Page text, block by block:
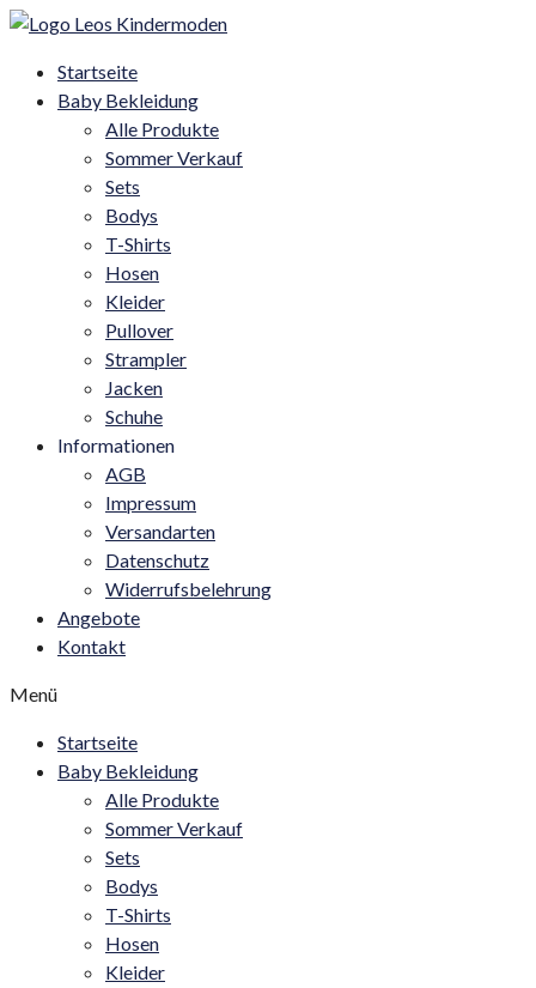
Startseite
Baby Bekleidung
Alle Produkte
Sommer Verkauf
Sets
Bodys
T-Shirts
Hosen
Kleider
Pullover
Strampler
Jacken
Schuhe
Informationen
AGB
Impressum
Versandarten
Datenschutz
Widerrufsbelehrung
Angebote
Kontakt
Menü
Startseite
Baby Bekleidung
Alle Produkte
Sommer Verkauf
Sets
Bodys
T-Shirts
Hosen
Kleider